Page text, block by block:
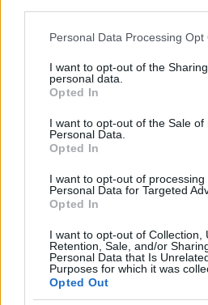
Personal Data Processing Opt
I want to opt-out of the
personal data.
Opted In
I want to opt-out of the Sale of
Personal Data.
Opted In
I want to opt-out of processing
Personal Data for Targeted
Opted In
I want to opt-out of Collection,
Retention, Sale, and/or
Personal Data that Is
Purposes for which it was
Opted Out
3
VS
3
COMPETICIONES
Santa Fe
3
Ver ranking
RANKING POR